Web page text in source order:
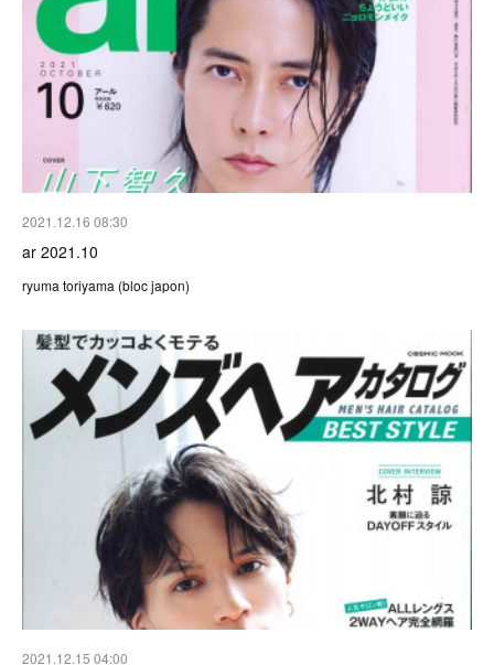
2021.12.16 08:30
ar 2021.10
ryuma toriyama (bloc japon)
2021.12.15 04:00